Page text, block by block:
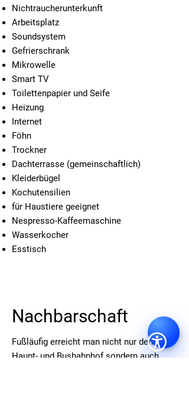
Nichtraucherunterkunft
Arbeitsplatz
Soundsystem
Gefrierschrank
Mikrowelle
Smart TV
Toilettenpapier und Seife
Heizung
Internet
Föhn
Trockner
Dachterrasse (gemeinschaftlich)
Kleiderbügel
Kochutensilien
für Haustiere geeignet
Nespresso-Kaffeemaschine
Wasserkocher
Esstisch
Nachbarschaft
Fußläufig erreicht man nicht nur den
Haupt- und Busbahnhof sondern auch